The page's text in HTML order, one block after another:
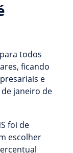
todos
ficando
e
janeiro de
foi de
escolher